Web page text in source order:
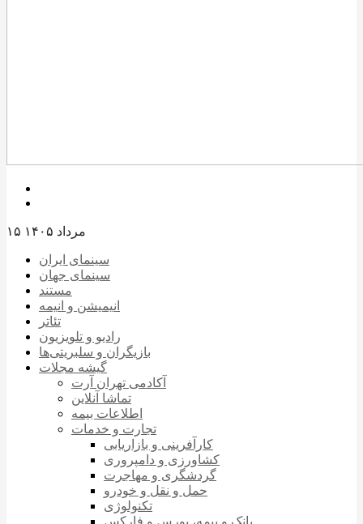
۱۵ مرداد ۱۴۰۵
سینمای ایران
سینمای جهان
مستند
انیمیشن و انیمه
تئاتر
رادیو و تلویزیون
بازیگران و سلبریتی‌ها
گیشه مجلات
آکادمی تهران آرت
تماشا آنلاین
اطلاعات بیمه
تجارت و خدمات
کارآفرینی و بازاریابی
کشاورزی و دامپروری
گردشگری و مهاجرت
حمل و نقل و خودرو
تکنولوژی
بانک و بیمه، بورس و فارکس